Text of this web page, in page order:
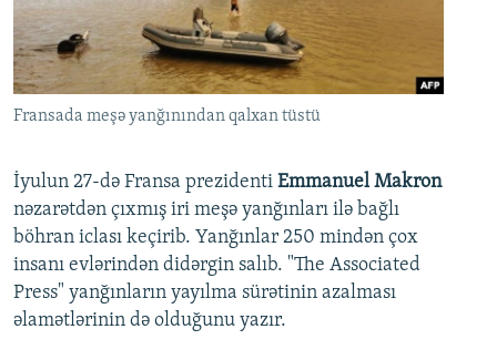
Fransada meşə yanğınından qalxan tüstü
İyulun 27-də Fransa prezidenti Emmanuel Makron
nəzarətdən çıxmış iri meşə yanğınları ilə bağlı
böhran iclası keçirib. Yanğınlar 250 mindən çox
insanı evlərindən didərgin salıb. "The Associated
Press" yanğınların yayılma sürətinin azalması
əlamətlərinin də olduğunu yazır.